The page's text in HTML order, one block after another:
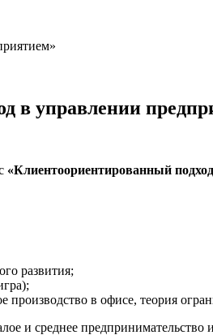
в управлении
«Клиентоориентированный
развития;
производство в офисе, теория
и среднее